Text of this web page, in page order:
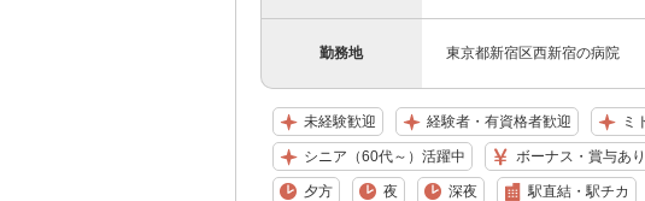
勤務地 東京都新宿区西新宿の病院
未経験歓迎 経験者・有資格者歓迎 ミ
シニア（60代～）活躍中 ボーナス・賞与あり
夕方 夜 深夜 駅直結・駅チカ